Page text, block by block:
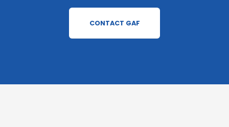
CONTACT GAF